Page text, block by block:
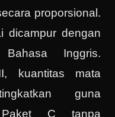
proporsional.
dicampur dengan
Inggris.
kuantitas mata
guna
Paket C tanpa